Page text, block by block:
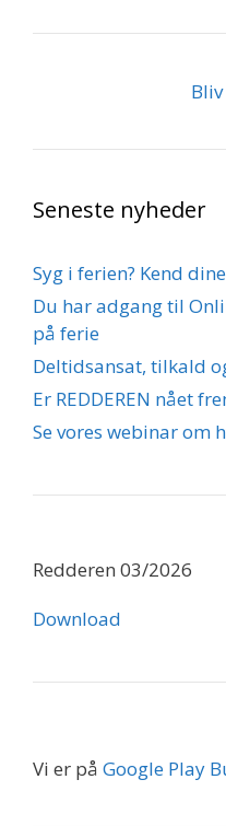
Seneste nyheder
Syg i ferien? Kend
Du har adgang til
på ferie
Deltidsansat, tilkald
Er REDDEREN nået
Se vores webinar om
Redderen 03/2026
Download
Vi er på Google Play